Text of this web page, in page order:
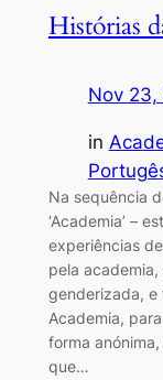
Histórias
Nov 23,
in
Na sequência
‘Academia’ –
experiências
pela
genderizada, e
Academia,
forma
que…